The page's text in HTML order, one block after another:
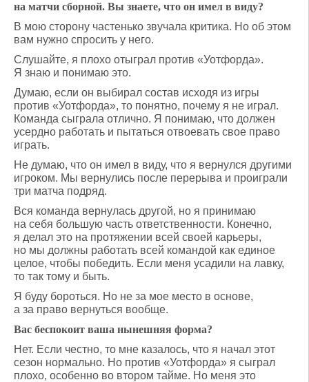
на матчи сборной. Вы знаете, что он имел в виду?
В мою сторону частенько звучала критика. Но об этом
вам нужно спросить у него.
Слушайте, я плохо отыграл против «Уотфорда».
Я знаю и понимаю это.
Думаю, если он выбирал состав исходя из игры
против «Уотфорда», то понятно, почему я не играл.
Команда сыграла отлично. Я понимаю, что должен
усердно работать и пытаться отвоевать свое право
играть.
Не думаю, что он имел в виду, что я вернулся другими
игроком. Мы вернулись после перерыва и проиграли
три матча подряд.
Вся команда вернулась другой, но я принимаю
на себя большую часть ответственности. Конечно,
я делал это на протяжении всей своей карьеры,
но мы должны работать всей командой как единое
целое, чтобы победить. Если меня усадили на лавку,
то так тому и быть.
Я буду бороться. Но не за мое место в основе,
а за право вернуться вообще.
Вас беспокоит ваша нынешняя форма?
Нет. Если честно, то мне казалось, что я начал этот
сезон нормально. Но против «Уотфорда» я сыграл
плохо, особенно во втором тайме. Но меня это